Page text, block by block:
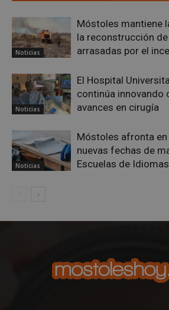
Noticias
Móstoles mantiene
la reconstrucción
arrasadas por el
Noticias
El Hospital
continúa innovando
avances en cirugía
Noticias
Móstoles afronta
nuevas fechas de
Escuelas de Idiomas
CookieScriptConsent